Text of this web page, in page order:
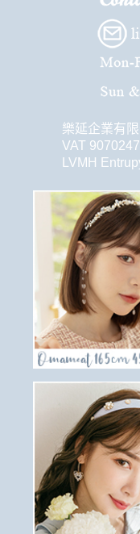
樂延企業有限
VAT
LVMH